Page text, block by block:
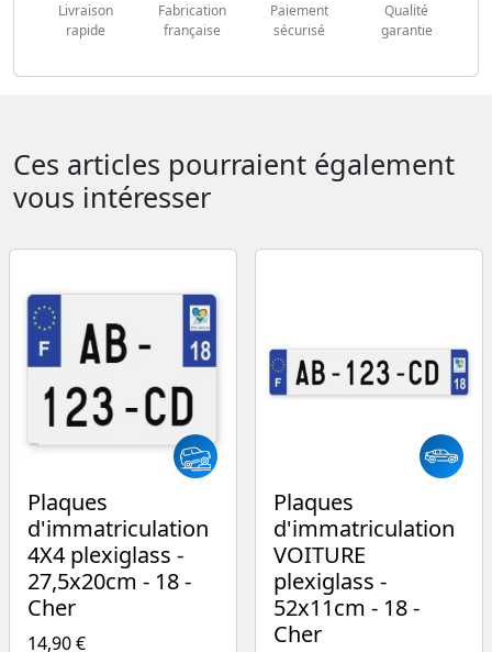
Livraison
rapide
Fabrication
française
Paiement
sécurisé
Qualité
garantie
Ces articles pourraient également
vous intéresser
Plaques
d'immatriculation
4X4 plexiglass -
27,5x20cm - 18 -
Cher
14,90 €
Plaques
d'immatriculation
VOITURE
plexiglass -
52x11cm - 18 -
Cher